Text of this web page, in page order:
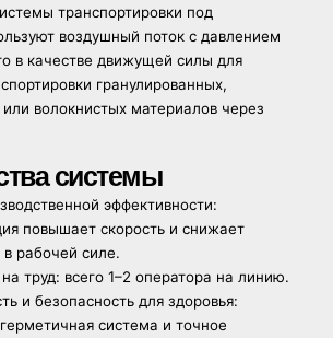
транспортировки под
воздушный поток с давлением
в качестве движущей силы для
гранулированных,
волокнистых материалов через
системы
эффективности:
повышает скорость и снижает
в рабочей силе.
на труд: всего 1–2 оператора на линию.
и безопасность для здоровья:
система и точное